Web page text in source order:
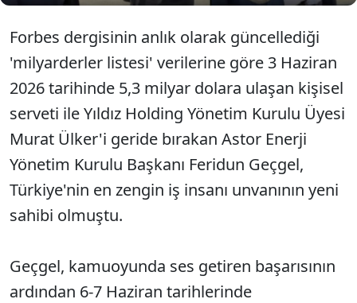
Forbes dergisinin anlık olarak güncellediği
'milyarderler listesi' verilerine göre 3 Haziran
2026 tarihinde 5,3 milyar dolara ulaşan kişisel
serveti ile Yıldız Holding Yönetim Kurulu Üyesi
Murat Ülker'i geride bırakan Astor Enerji
Yönetim Kurulu Başkanı Feridun Geçgel,
Türkiye'nin en zengin iş insanı unvanının yeni
sahibi olmuştu.
Geçgel, kamuoyunda ses getiren başarısının
ardından 6-7 Haziran tarihlerinde